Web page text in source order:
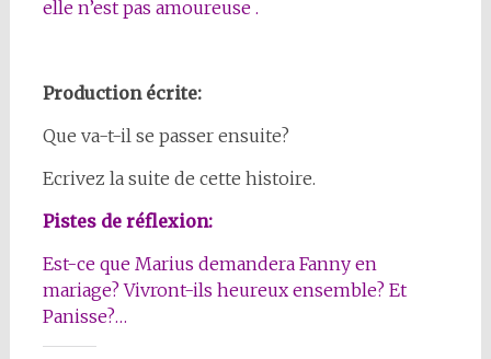
elle n’est pas amoureuse .
Production écrite:
Que va-t-il se passer ensuite?
Ecrivez la suite de cette histoire.
Pistes de réflexion:
Est-ce que Marius demandera Fanny en
mariage? Vivront-ils heureux ensemble? Et
Panisse?…